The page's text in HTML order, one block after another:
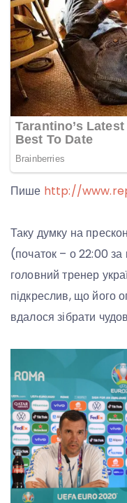
Пише http://
Таку думку на
(початок – о 22:00
головний тренер
підкреслив, що його
вдалося зібрати